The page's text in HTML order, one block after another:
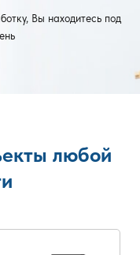
Вы находитесь под
любой